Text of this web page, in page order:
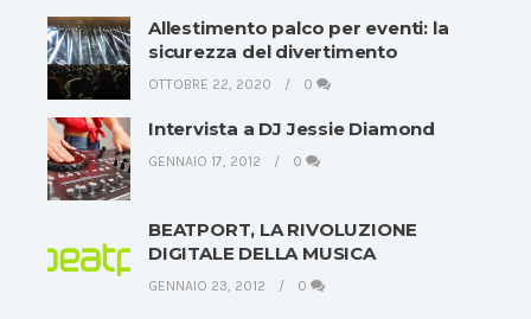
Allestimento palco per eventi: la
sicurezza del divertimento
OTTOBRE 22, 2020 0
Intervista a DJ Jessie Diamond
GENNAIO 17, 2012 0
BEATPORT, LA RIVOLUZIONE
DIGITALE DELLA MUSICA
GENNAIO 23, 2012 0